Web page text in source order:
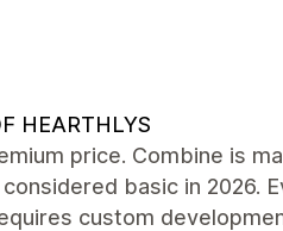
HEARTHLYS
price. Combine is
basic in 2026.
custom